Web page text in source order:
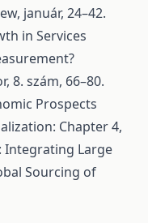
január, 24–42.
in Services
8. szám, 66–80.
Prospects
Chapter 4,
Integrating Large
Sourcing of